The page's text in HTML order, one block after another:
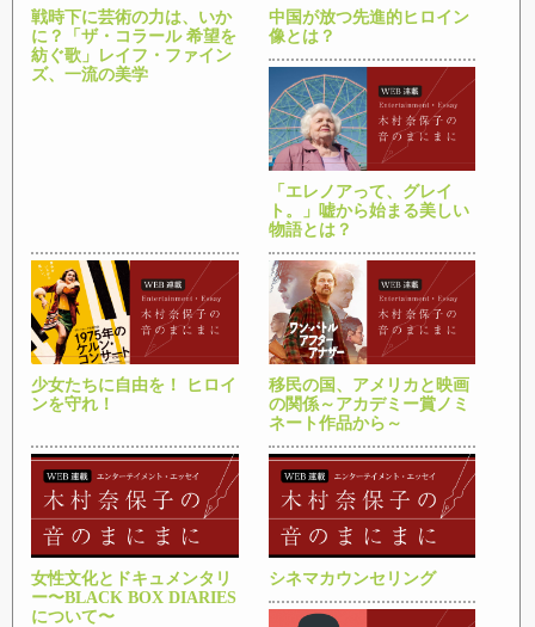
戦時下に芸術の力は、いか
に？「ザ・コラール 希望を
紡ぐ歌」レイフ・ファイン
ズ、一流の美学
中国が放つ先進的ヒロイン
像とは？
「エレノアって、グレイ
ト。」嘘から始まる美しい
物語とは？
少女たちに自由を！ ヒロイ
ンを守れ！
移民の国、アメリカと映画
の関係～アカデミー賞ノミ
ネート作品から～
女性文化とドキュメンタリ
ー〜BLACK BOX DIARIES
について〜
シネマカウンセリング